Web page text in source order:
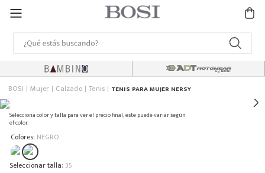
BOSI Mujer Calzado Tenis TENIS PARA MUJER NERSY
Selecciona color y talla para ver el precio final, este puede variar según
el color.
Colores: NEGRO
: 35